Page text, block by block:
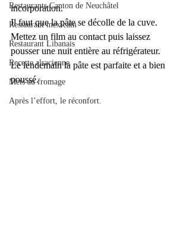
Restaurants Canton de Neuchâtel
Restaurant mexicain
Restaurant Libanais
Recette alsacienne
Mets au fromage
Après l’effort, le réconfort.
incorporation.
Il faut que la pâte se décolle de la cuve.
Mettez un film au contact puis laissez
pousser une nuit entière au réfrigérateur.
Le lendemain la pâte est parfaite et a bien
poussé.